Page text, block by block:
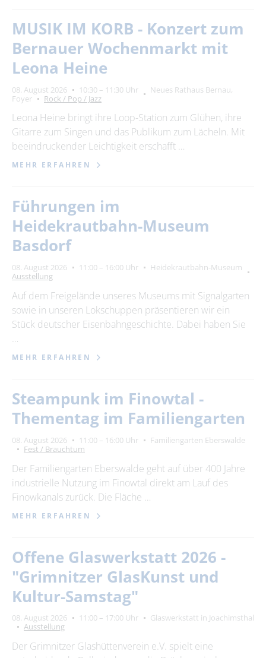
MUSIK IM KORB - Konzert zum
Bernauer Wochenmarkt mit
Leona Heine
08. August 2026 10:30 – 11:30 Uhr
Neues Rathaus Bernau,
Foyer
Rock / Pop / Jazz
Leona Heine bringt ihre Loop-Station zum Glühen, ihre
Gitarre zum Singen und das Publikum zum Lächeln. Mit
beeindruckender Leichtigkeit erschafft …
MEHR ERFAHREN
Führungen im
Heidekrautbahn-Museum
Basdorf
08. August 2026 11:00 – 16:00 Uhr
Heidekrautbahn-Museum
Ausstellung
Auf dem Freigelände unseres Museums mit Signalgarten
sowie in unseren Lokschuppen präsentieren wir ein
Stück deutscher Eisenbahngeschichte. Dabei haben Sie
…
MEHR ERFAHREN
Steampunk im Finowtal -
Thementag im Familiengarten
08. August 2026 11:00 – 16:00 Uhr
Familiengarten Eberswalde
Fest / Brauchtum
Der Familiengarten Eberswalde geht auf über 400 Jahre
industrielle Nutzung im Finowtal direkt am Lauf des
Finowkanals zurück. Die Fläche …
MEHR ERFAHREN
Offene Glaswerkstatt 2026 -
"Grimnitzer GlasKunst und
Kultur-Samstag"
08. August 2026 11:00 – 17:00 Uhr
Glaswerkstatt in Joachimsthal
Ausstellung
Der Grimnitzer Glashüttenverein e.V. spielt eine